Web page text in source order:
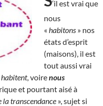
‘il est vrai que
nous
« habitons » nos
états d’esprit
(maisons), il est
tout aussi vrai
habitent, voirenous
et pourtant aisé à
la transcendance », sujet si